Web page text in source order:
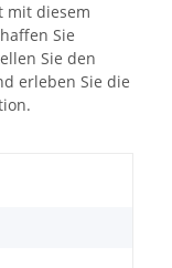
mit diesem
Sie
Sie den
erleben Sie die